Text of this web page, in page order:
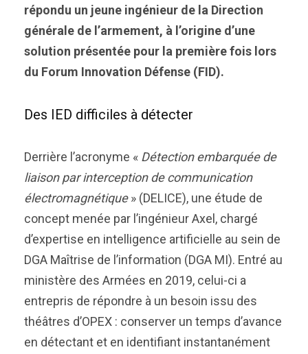
répondu un jeune ingénieur de la Direction
générale de l’armement, à l’origine d’une
solution présentée pour la première fois lors
du Forum Innovation Défense (FID).
Des IED difficiles à détecter
Derrière l’acronyme « Détection embarquée de
liaison par interception de communication
électromagnétique» (DELICE), une étude de
concept menée par l’ingénieur Axel, chargé
d’expertise en intelligence artificielle au sein de
DGA Maîtrise de l’information (DGA MI). Entré au
ministère des Armées en 2019, celui-ci a
entrepris de répondre à un besoin issu des
théâtres d’OPEX : conserver un temps d’avance
en détectant et en identifiant instantanément